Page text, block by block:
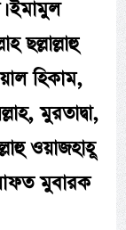
ইমামুল
হিকাম,
মুরতাদ্বা,
ওয়াজহাহূ
মুবারক